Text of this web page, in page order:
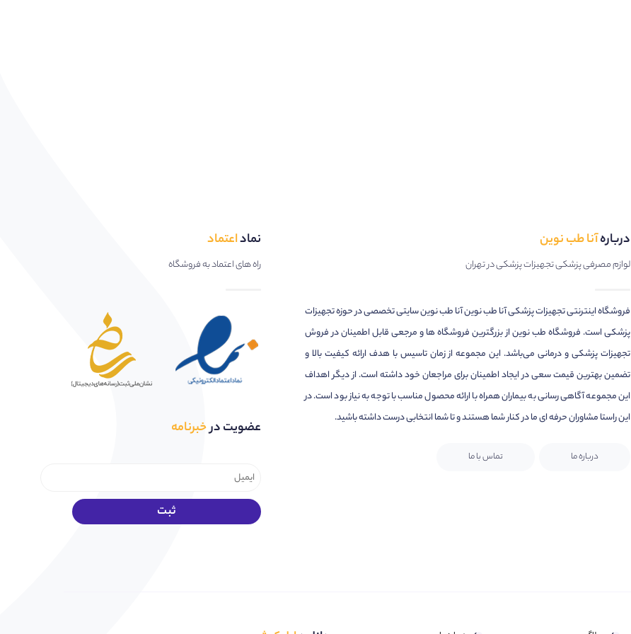
دربارهآنا طب نوین
لوازم مصرفی پزشکی تجهیزات پزشکی در تهران
فروشگاه اینترنتی تجهیزات پزشکی آنا طب نوین آنا طب نوین سایتی تخصصی در حوزه تجهیزات
پزشکی است. فروشگاه طب نوین از بزرگترین فروشگاه ها و مرجعی قابل اطمینان در فروش
تجهیزات پزشکی و درمانی می‌باشد. این مجموعه از زمان تاسیس با هدف ارائه کیفیت بالا و
تضمین بهترین قیمت سعی در ایجاد اطمینان برای مراجعان خود داشته است. از دیگر اهداف
این مجموعه آگاهی رسانی به بیماران همراه با ارائه محصول مناسب با توجه به نیاز بود است. در
این راستا مشاوران حرفه ای ما در کنار شما هستند و تا شما انتخابی درست داشته باشید.
درباره ما تماس با ما
نماداعتماد
راه های اعتماد به فروشگاه
عضویت درخبرنامه